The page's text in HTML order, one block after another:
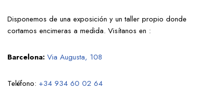
Disponemos de una exposición y un taller propio donde
cortamos encimeras a medida. Visítanos en :
Barcelona: Via Augusta, 108
Teléfono: +34 934 60 02 64